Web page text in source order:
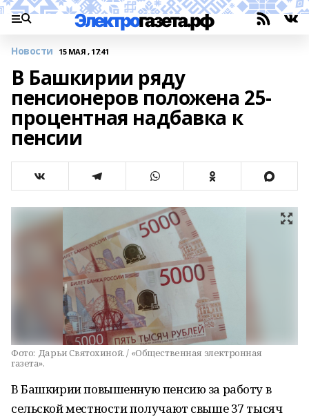
Новости 15 МАЯ , 17:41
В Башкирии ряду
пенсионеров положена 25-
процентная надбавка к
пенсии
Фото: Дарьи Святохиной. / «Общественная электронная
газета».
В Башкирии повышенную пенсию за работу в
сельской местности получают свыше 37 тысяч